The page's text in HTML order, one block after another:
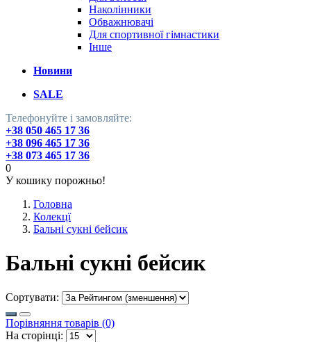
Наколінники
Обважнювачі
Для спортивної гімнастики
Інше
Новини
SALE
Телефонуйте і замовляйте:
+38 050 465 17 36
+38 096 465 17 36
+38 073 465 17 36
0
У кошику порожньо!
Головна
Колекцї
Бальні сукні бейсик
Бальні сукні бейсик
Сортувати:
Порівняння товарів (0)
На сторінці: